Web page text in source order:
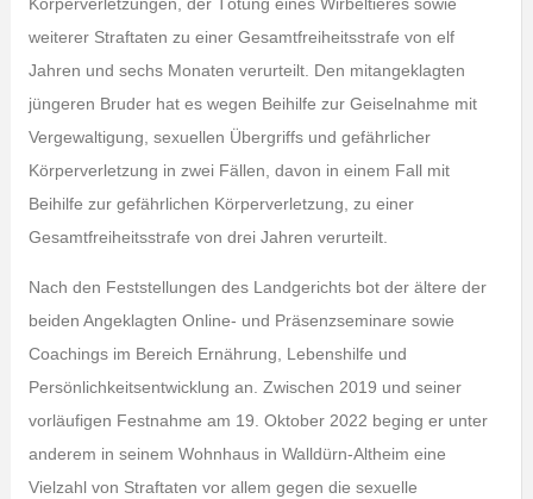
weiterer Straftaten zu einer Gesamtfreiheitsstrafe von elf
Jahren und sechs Monaten verurteilt. Den mitangeklagten
jüngeren Bruder hat es wegen Beihilfe zur Geiselnahme mit
Vergewaltigung, sexuellen Übergriffs und gefährlicher
Körperverletzung in zwei Fällen, davon in einem Fall mit
Beihilfe zur gefährlichen Körperverletzung, zu einer
Gesamtfreiheitsstrafe von drei Jahren verurteilt.
Nach den Feststellungen des Landgerichts bot der ältere der
beiden Angeklagten Online- und Präsenzseminare sowie
Coachings im Bereich Ernährung, Lebenshilfe und
Persönlichkeitsentwicklung an. Zwischen 2019 und seiner
vorläufigen Festnahme am 19. Oktober 2022 beging er unter
anderem in seinem Wohnhaus in Walldürn-Altheim eine
Vielzahl von Straftaten vor allem gegen die sexuelle